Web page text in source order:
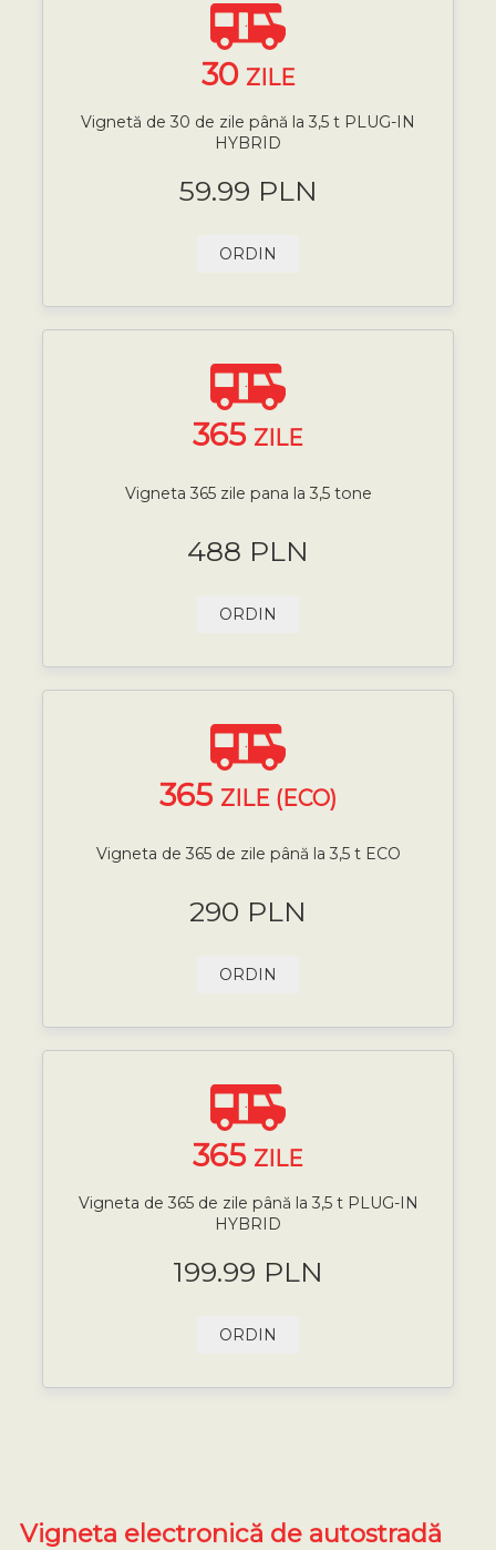
30 ZILE
Vignetă de 30 de zile până la 3,5 t PLUG-IN
HYBRID
59.99 PLN
ORDIN
365 ZILE
Vigneta 365 zile pana la 3,5 tone
488 PLN
ORDIN
365 ZILE (ECO)
Vigneta de 365 de zile până la 3,5 t ECO
290 PLN
ORDIN
365 ZILE
Vigneta de 365 de zile până la 3,5 t PLUG-IN
HYBRID
199.99 PLN
ORDIN
Vigneta electronică de autostradă